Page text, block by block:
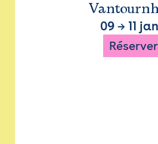
09→ 11
Réserver